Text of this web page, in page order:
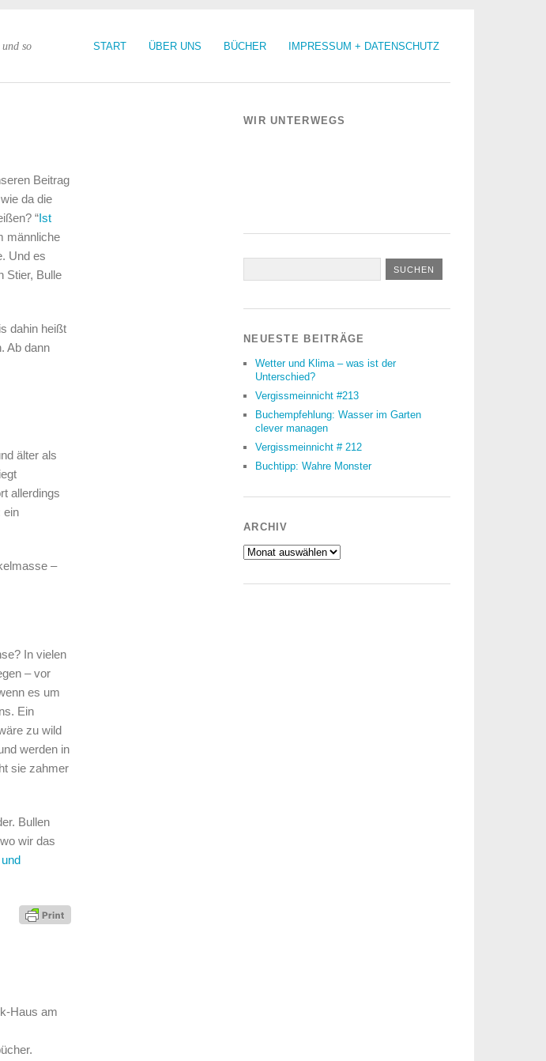
START ÜBER UNS BÜCHER IMPRESSUM + DATENSCHUTZ
so
Beitrag
da die
“Ist
männliche
Und es
Stier, Bulle
dahin heißt
Ab dann
älter als
allerdings
ein
–
In vielen
– vor
es um
Ein
zu wild
werden in
sie zahmer
Bullen
wir das
Haus am
WIR UNTERWEGS
NEUESTE BEITRÄGE
Wetter und Klima – was ist der
Unterschied?
Vergissmeinnicht #213
Buchempfehlung: Wasser im Garten
clever managen
Vergissmeinnicht # 212
Buchtipp: Wahre Monster
ARCHIV
Archiv